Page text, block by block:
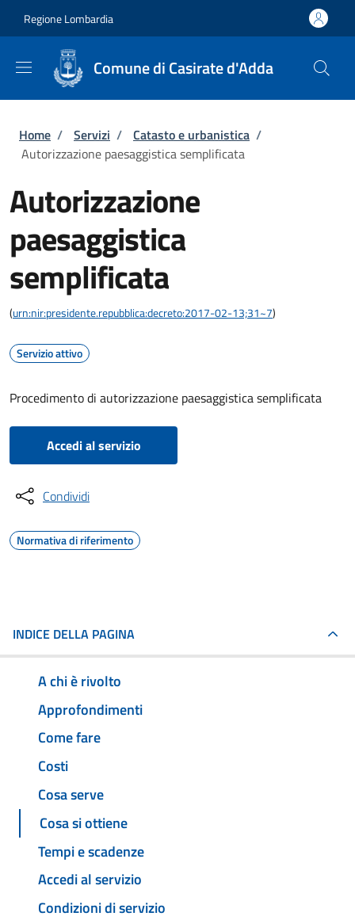
Regione Lombardia
Comune di Casirate d'Adda
Briciole di pane
Home / Servizi / Catasto e urbanistica /
Autorizzazione paesaggistica semplificata
Autorizzazione
paesaggistica
semplificata
(urn:nir:presidente.repubblica:decreto:2017-02-13;31~7)
Servizio attivo
Procedimento di autorizzazione paesaggistica semplificata
Accedi al servizio
Condividi
Normativa di riferimento
INDICE DELLA PAGINA
A chi è rivolto
Approfondimenti
Come fare
Costi
Cosa serve
Cosa si ottiene
Tempi e scadenze
Accedi al servizio
Condizioni di servizio